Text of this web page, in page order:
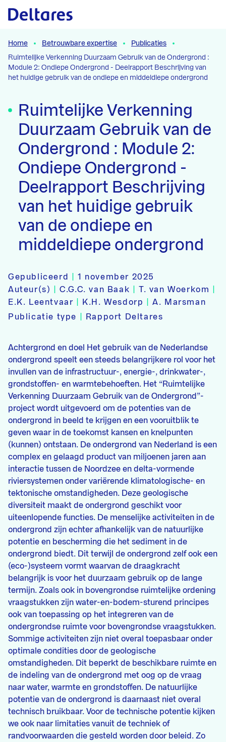
Naar hoofdcontent
Home Betrouwbare expertise
Publicaties
Ruimtelijke Verkenning Duurzaam Gebruik van de Ondergrond :
Module 2: Ondiepe Ondergrond - Deelrapport Beschrijving van
het huidige gebruik van de ondiepe en middeldiepe ondergrond
Ruimtelijke Verkenning
Duurzaam Gebruik van de
Ondergrond : Module 2:
Ondiepe Ondergrond -
Deelrapport Beschrijving
van het huidige gebruik
van de ondiepe en
middeldiepe ondergrond
Gepubliceerd |1 november 2025
Auteur(s)
|C.G.C. van Baak |T. van Woerkom
E.K. Leentvaar
K.H. Wesdorp |A. Marsman
Publicatie type
Rapport Deltares
Achtergrond en doel Het gebruik van de Nederlandse
ondergrond speelt een steeds belangrijkere rol voor het
invullen van de infrastructuur-, energie-, drinkwater-,
grondstoffen- en warmtebehoeften. Het “Ruimtelijke
Verkenning Duurzaam Gebruik van de Ondergrond”-
project wordt uitgevoerd om de potenties van de
ondergrond in beeld te krijgen en een vooruitblik te
geven waar in de toekomst kansen en knelpunten
(kunnen) ontstaan. De ondergrond van Nederland is een
complex en gelaagd product van miljoenen jaren aan
interactie tussen de Noordzee en delta-vormende
riviersystemen onder variërende klimatologische- en
tektonische omstandigheden. Deze geologische
diversiteit maakt de ondergrond geschikt voor
uiteenlopende functies. De menselijke activiteiten in de
ondergrond zijn echter afhankelijk van de natuurlijke
potentie en bescherming die het sediment in de
ondergrond biedt. Dit terwijl de ondergrond zelf ook een
(eco-)systeem vormt waarvan de draagkracht
belangrijk is voor het duurzaam gebruik op de lange
termijn. Zoals ook in bovengrondse ruimtelijke ordening
vraagstukken zijn water-en-bodem-sturend principes
ook van toepassing op het integreren van de
ondergrondse ruimte voor bovengrondse vraagstukken.
Sommige activiteiten zijn niet overal toepasbaar onder
optimale condities door de geologische
omstandigheden. Dit beperkt de beschikbare ruimte en
de indeling van de ondergrond met oog op de vraag
naar water, warmte en grondstoffen. De natuurlijke
potentie van de ondergrond is daarnaast niet overal
technisch bruikbaar. Voor de technische potentie kijken
we ook naar limitaties vanuit de techniek of
randvoorwaarden die gesteld worden door beleid. Zo